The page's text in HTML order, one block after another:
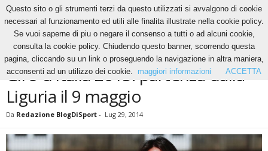
Altri Sport Giro d’Italia 2015: partenza dalla Liguria il 9 maggio
ALTRI SPORT CICLISMO
Giro d’Italia 2015: partenza dalla
Liguria il 9 maggio
Da Redazione BlogDiSport - Lug 29, 2014
Questo sito o gli strumenti terzi da questo utilizzati si avvalgono di cookie
necessari al funzionamento ed utili alle finalita illustrate nella cookie policy.
Se vuoi saperne di piu o negare il consenso a tutti o ad alcuni cookie,
consulta la cookie policy. Chiudendo questo banner, scorrendo questa
pagina, cliccando su un link o proseguendo la navigazione in altra maniera,
acconsenti ad un utilizzo dei cookie.
maggiori informazioni ACCETTA